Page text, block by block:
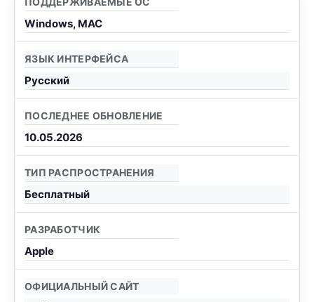
Windows, MAC
ЯЗЫК ИНТЕРФЕЙСА
Русский
ПОСЛЕДНЕЕ ОБНОВЛЕНИЕ
10.05.2026
ТИП РАСПРОСТРАНЕНИЯ
Бесплатный
РАЗРАБОТЧИК
Apple
ОФИЦИАЛЬНЫЙ САЙТ